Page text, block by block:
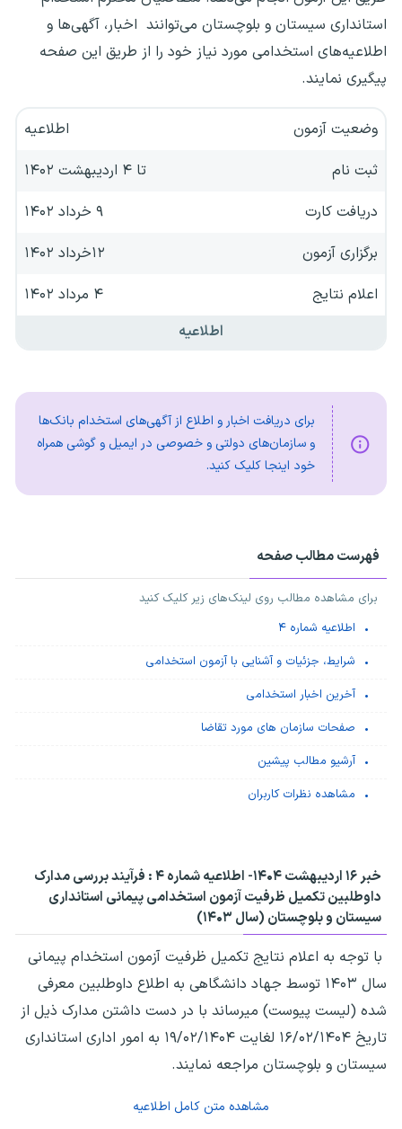
استانداری سیستان و بلوچستان می‌توانند اخبار، آگهی‌ها و
اطلاعیه‌های استخدامی مورد نیاز خود را از طریق این صفحه
پیگیری نمایند.
وضعیت آزمون
اطلاعیه
ثبت نام
تا ۴ اردیبهشت ۱۴۰۲
دریافت کارت
۹ خرداد ۱۴۰۲
برگزاری آزمون
۱۲خرداد ۱۴۰۲
اعلام نتایج
۴ مرداد ۱۴۰۲
اطلاعیه
برای دریافت اخبار و اطلاع از آگهی‌های استخدام بانک‌ها
و سازمان‌های دولتی و خصوصی در ایمیل و گوشی همراه
خود اینجا کلیک کنید.
فهرست مطالب صفحه
برای مشاهده مطالب روی لینک‌های زیر کلیک کنید
اطلاعیه شماره ۴
شرایط، جزئیات و آشنایی با آزمون استخدامی
آخرین اخبار استخدامی
صفحات سازمان های مورد تقاضا
آرشیو مطالب پیشین
مشاهده نظرات کاربران
خبر ۱۶ اردیبهشت ۱۴۰۴-
اطلاعیه شماره ۴ : فرآیند بررسی مدارک
داوطلبین تکمیل ظرفیت آزمون استخدامی پیمانی استانداری
سیستان و بلوچستان (سال ۱۴۰۳)
با توجه به اعلام نتایج تکمیل ظرفیت آزمون استخدام پیمانی
سال ۱۴۰۳ توسط جهاد دانشگاهی به اطلاع داوطلبین معرفی
شده (لیست پیوست) می­رساند با در دست داشتن مدارک ذیل از
تاریخ ۱۶/۰۲/۱۴۰۴ لغایت ۱۹/۰۲/۱۴۰۴ به امور اداری استانداری
سیستان و بلوچستان مراجعه نمایند.
مشاهده متن کامل اطلاعیه